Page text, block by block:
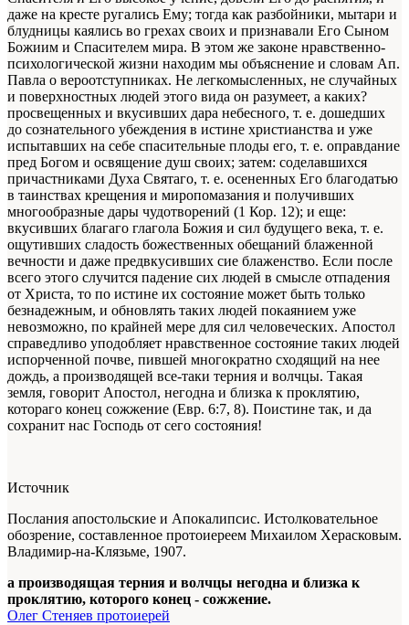
даже на кресте ругались Ему; тогда как разбойники, мытари и
блудницы каялись во грехах своих и признавали Его Сыном
Божиим и Спасителем мира. В этом же законе нравственно-
психологической жизни находим мы объяснение и словам Ап.
Павла о вероотступниках. Не легкомысленных, не случайных
и поверхностных людей этого вида он разумеет, а каких?
просвещенных и вкусивших дара небесного, т. е. дошедших
до сознательного убеждения в истине христианства и уже
испытавших на себе спасительные плоды его, т. е. оправдание
пред Богом и освящение душ своих; затем: соделавшихся
причастниками Духа Святаго, т. е. осененных Его благодатью
в таинствах крещения и миропомазания и получивших
многообразные дары чудотворений (1 Кор. 12); и еще:
вкусивших благаго глагола Божия и сил будущего века, т. е.
ощутивших сладость божественных обещаний блаженной
вечности и даже предвкусивших сие блаженство. Если после
всего этого случится падение сих людей в смысле отпадения
от Христа, то по истине их состояние может быть только
безнадежным, и обновлять таких людей покаянием уже
невозможно, по крайней мере для сил человеческих. Апостол
справедливо уподобляет нравственное состояние таких людей
испорченной почве, пившей многократно сходящий на нее
дождь, а производящей все-таки терния и волчцы. Такая
земля, говорит Апостол, негодна и близка к проклятию,
котораго конец сожжение (Евр. 6:7, 8). Поистине так, и да
сохранит нас Господь от сего состояния!
Источник
Послания апостольские и Апокалипсис. Истолковательное
обозрение, составленное протоиереем Михаилом Херасковым.
Владимир-на-Клязьме, 1907.
а производящая терния и волчцы негодна и близка к
проклятию, которого конец - сожжение.
Олег Стеняев протоиерей